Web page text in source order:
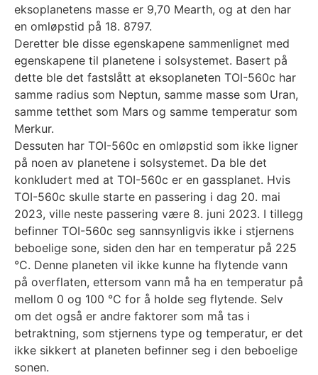
eksoplanetens masse er 9,70 Mearth, og at den har
en omløpstid på 18. 8797.
Deretter ble disse egenskapene sammenlignet med
egenskapene til planetene i solsystemet. Basert på
dette ble det fastslått at eksoplaneten TOI-560c har
samme radius som Neptun, samme masse som Uran,
samme tetthet som Mars og samme temperatur som
Merkur.
Dessuten har TOI-560c en omløpstid som ikke ligner
på noen av planetene i solsystemet. Da ble det
konkludert med at TOI-560c er en gassplanet. Hvis
TOI-560c skulle starte en passering i dag 20. mai
2023, ville neste passering være 8. juni 2023. I tillegg
befinner TOI-560c seg sannsynligvis ikke i stjernens
beboelige sone, siden den har en temperatur på 225
°C. Denne planeten vil ikke kunne ha flytende vann
på overflaten, ettersom vann må ha en temperatur på
mellom 0 og 100 °C for å holde seg flytende. Selv
om det også er andre faktorer som må tas i
betraktning, som stjernens type og temperatur, er det
ikke sikkert at planeten befinner seg i den beboelige
sonen.